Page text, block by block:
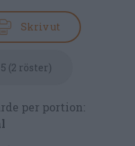
Skriv ut
5 (2 röster)
per portion: